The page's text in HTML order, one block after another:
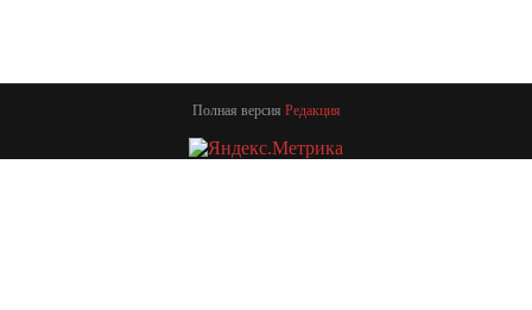
Полная версия Редакция